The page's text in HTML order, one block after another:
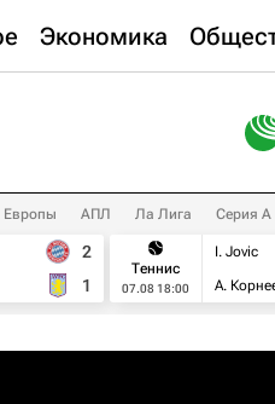
Экономика
Европы АПЛ Ла Лига Серия А
2
1
Теннис
07.08 18:00
I. Jovic
А.